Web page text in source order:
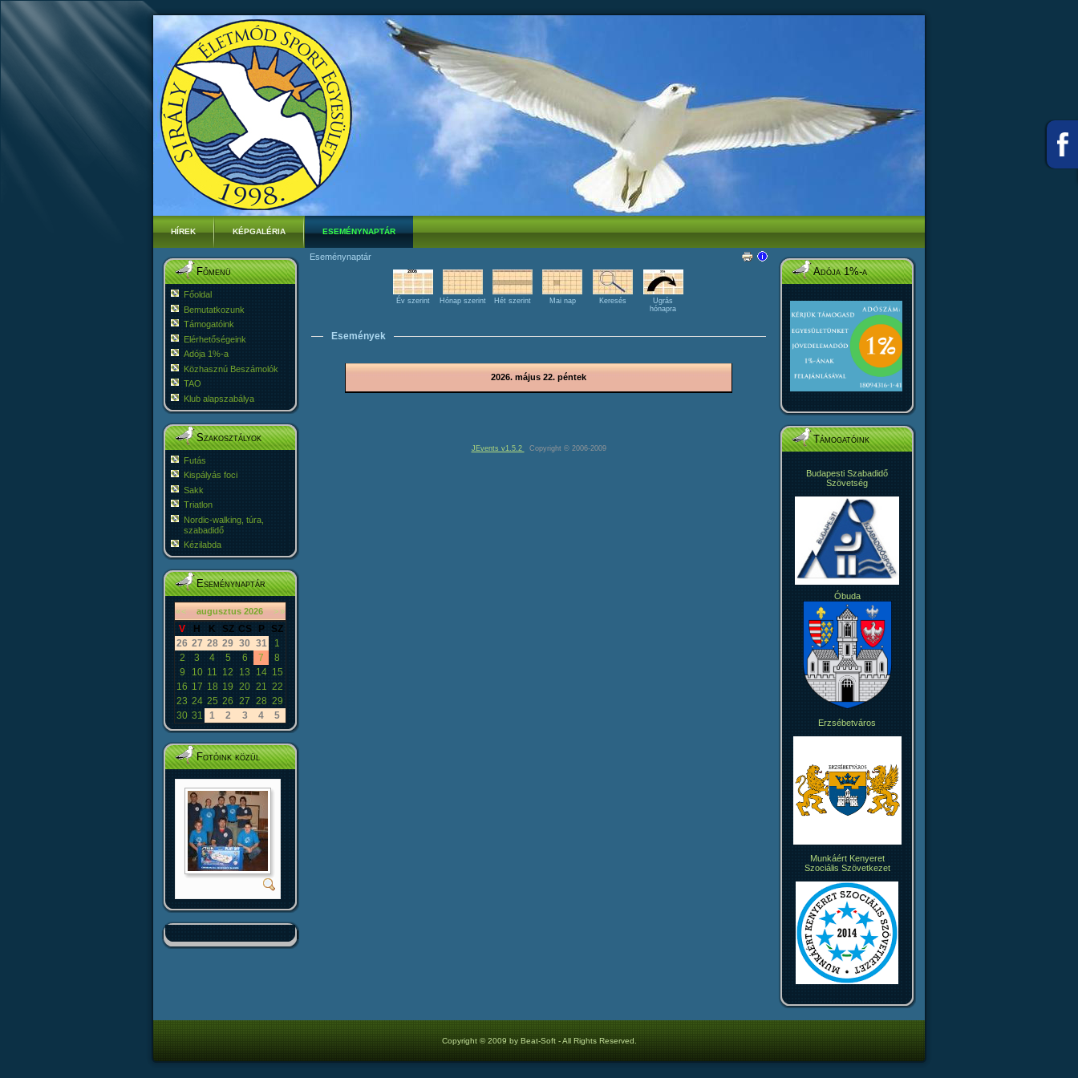
HÍREK KÉPGALÉRIA ESEMÉNYNAPTÁR
Főmenü
Főoldal
Bemutatkozunk
Támogatóink
Elérhetőségeink
Adója 1%-a
Közhasznú Beszámolók
TAO
Klub alapszabálya
Szakosztályok
Futás
Kispályás foci
Sakk
Triatlon
Nordic-walking, túra,
szabadidő
Kézilabda
Eseménynaptár
«< augusztus 2026 >»
V H K SZ CS P
SZ
26 27 28 29 30 31
1
2
3 4 5 6 7
8
9
10 11 12 13 14 15
16 17 18 19 20 21 22
23 24 25 26 27 28 29
30 31 1 2 3 4 5
Fotóink közül
Eseménynaptár
Év szerint Hónap szerint Hét szerint Mai nap Keresés
Ugrás
hónapra
Események
2026. május 22. péntek
JEvents v1.5.2 Copyright © 2006-2009
Adója 1%-a
Támogatóink
Budapesti Szabadidő
Szövetség
Óbuda
Erzsébetváros
Munkáért Kenyeret
Szociális Szövetkezet
Copyright © 2009 by Beat-Soft - All Rights Reserved.